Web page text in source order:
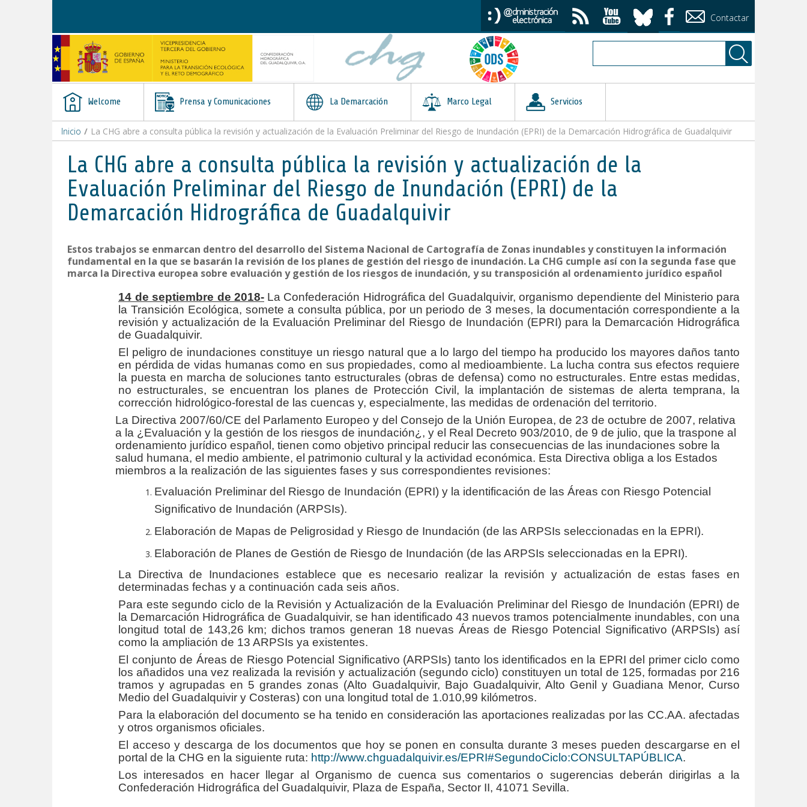
Contactar
Welcome Prensa y Comunicaciones La Demarcación Marco Legal Servicios
Inicio / La CHG abre a consulta pública la revisión y actualización de la Evaluación Preliminar del Riesgo de Inundación (EPRI) de la Demarcación Hidrográfica de Guadalquivir
La CHG abre a consulta pública la revisión y actualización de la
Evaluación Preliminar del Riesgo de Inundación (EPRI) de la
Demarcación Hidrográfica de Guadalquivir
Estos trabajos se enmarcan dentro del desarrollo del Sistema Nacional de Cartografía de Zonas inundables y constituyen la información
fundamental en la que se basarán la revisión de los planes de gestión del riesgo de inundación. La CHG cumple así con la segunda fase que
marca la Directiva europea sobre evaluación y gestión de los riesgos de inundación, y su transposición al ordenamiento jurídico español
14 de septiembre de 2018- La Confederación Hidrográfica del Guadalquivir, organismo dependiente del Ministerio para
la Transición Ecológica, somete a consulta pública, por un periodo de 3 meses, la documentación correspondiente a la
revisión y actualización de la Evaluación Preliminar del Riesgo de Inundación (EPRI) para la Demarcación Hidrográfica
de Guadalquivir.
El peligro de inundaciones constituye un riesgo natural que a lo largo del tiempo ha producido los mayores daños tanto
en pérdida de vidas humanas como en sus propiedades, como al medioambiente. La lucha contra sus efectos requiere
la puesta en marcha de soluciones tanto estructurales (obras de defensa) como no estructurales. Entre estas medidas,
no estructurales, se encuentran los planes de Protección Civil, la implantación de sistemas de alerta temprana, la
corrección hidrológico-forestal de las cuencas y, especialmente, las medidas de ordenación del territorio.
La Directiva 2007/60/CE del Parlamento Europeo y del Consejo de la Unión Europea, de 23 de octubre de 2007, relativa
a la ¿Evaluación y la gestión de los riesgos de inundación¿, y el Real Decreto 903/2010, de 9 de julio, que la traspone al
ordenamiento jurídico español, tienen como objetivo principal reducir las consecuencias de las inundaciones sobre la
salud humana, el medio ambiente, el patrimonio cultural y la actividad económica. Esta Directiva obliga a los Estados
miembros a la realización de las siguientes fases y sus correspondientes revisiones:
Evaluación Preliminar del Riesgo de Inundación (EPRI) y la identificación de las Áreas con Riesgo Potencial
Significativo de Inundación (ARPSIs).
Elaboración de Mapas de Peligrosidad y Riesgo de Inundación (de las ARPSIs seleccionadas en la EPRI).
Elaboración de Planes de Gestión de Riesgo de Inundación (de las ARPSIs seleccionadas en la EPRI).
La Directiva de Inundaciones establece que es necesario realizar la revisión y actualización de estas fases en
determinadas fechas y a continuación cada seis años.
Para este segundo ciclo de la Revisión y Actualización de la Evaluación Preliminar del Riesgo de Inundación (EPRI) de
la Demarcación Hidrográfica de Guadalquivir, se han identificado 43 nuevos tramos potencialmente inundables, con una
longitud total de 143,26 km; dichos tramos generan 18 nuevas Áreas de Riesgo Potencial Significativo (ARPSIs) así
como la ampliación de 13 ARPSIs ya existentes.
El conjunto de Áreas de Riesgo Potencial Significativo (ARPSIs) tanto los identificados en la EPRI del primer ciclo como
los añadidos una vez realizada la revisión y actualización (segundo ciclo) constituyen un total de 125, formadas por 216
tramos y agrupadas en 5 grandes zonas (Alto Guadalquivir, Bajo Guadalquivir, Alto Genil y Guadiana Menor, Curso
Medio del Guadalquivir y Costeras) con una longitud total de 1.010,99 kilómetros.
Para la elaboración del documento se ha tenido en consideración las aportaciones realizadas por las CC.AA. afectadas
y otros organismos oficiales.
El acceso y descarga de los documentos que hoy se ponen en consulta durante 3 meses pueden descargarse en el
portal de la CHG en la siguiente ruta: http://www.chguadalquivir.es/EPRI#SegundoCiclo:CONSULTAPÚBLICA.
Los interesados en hacer llegar al Organismo de cuenca sus comentarios o sugerencias deberán dirigirlas a la
Confederación Hidrográfica del Guadalquivir, Plaza de España, Sector II, 41071 Sevilla.